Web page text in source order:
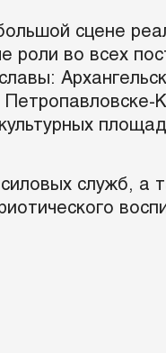
сцене
во всех
служб, а